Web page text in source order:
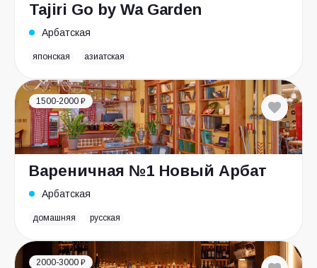
Tajiri Go by Wa Garden
Арбатская
японская азиатская
1500-2000 ₽
Вареничная №1 Новый Арбат
Арбатская
домашняя русская
2000-3000 ₽